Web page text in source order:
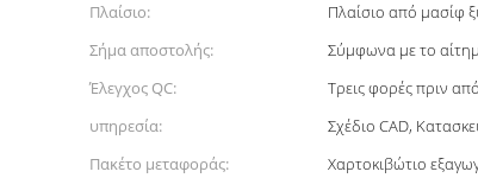
Πλαίσιο:
Πλαίσιο από μασίφ
Σήμα αποστολής:
Σύμφωνα με το
Έλεγχος QC:
Τρεις φορές πριν
υπηρεσία:
Σχέδιο CAD,
Πακέτο μεταφοράς:
Χαρτοκιβώτιο